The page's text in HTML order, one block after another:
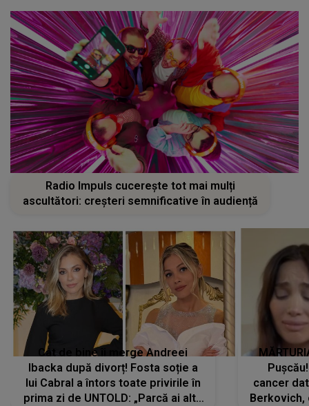
Radio Impuls cucerește tot mai mulți
ascultători: creșteri semnificative în audiență
Cât de bine îi merge Andreei
Ibacka după divorț! Fosta soție a
lui Cabral a întors toate privirile în
prima zi de UNTOLD: „Parcă ai altă
cancer